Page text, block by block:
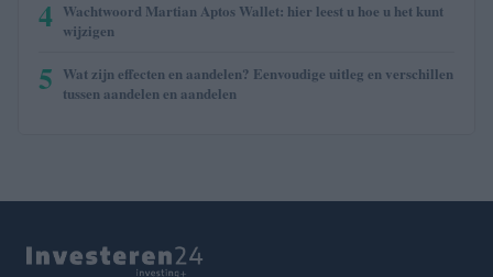
4 Wachtwoord Martian Aptos Wallet: hier leest u hoe u het kunt
wijzigen
5 Wat zijn effecten en aandelen? Eenvoudige uitleg en verschillen
tussen aandelen en aandelen